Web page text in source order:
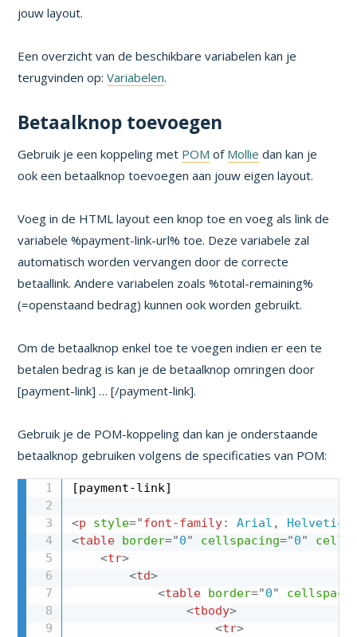
jouw layout.
Een overzicht van de beschikbare variabelen kan je
terugvinden op:Variabelen.
Betaalknop toevoegen
Gebruik je een koppeling met POM of Mollie dan kan je
ook een betaalknop toevoegen aan jouw eigen layout.
Voeg in de HTML layout een knop toe en voeg als link de
variabele %payment-link-url% toe. Deze variabele zal
automatisch worden vervangen door de correcte
betaallink. Andere variabelen zoals %total-remaining%
(=openstaand bedrag) kunnen ook worden gebruikt.
Om de betaalknop enkel toe te voegen indien er een te
betalen bedrag is kan je de betaalknop omringen door
[payment-link] … [/payment-link].
Gebruik je de POM-koppeling dan kan je onderstaande
betaalknop gebruiken volgens de specificaties van POM:
[payment-link]
<p style="font-family: Arial , Helvetica
<table border="0" cellspacing="0"
<tr>
<td>
<table border="0"
<tbody>
<tr>